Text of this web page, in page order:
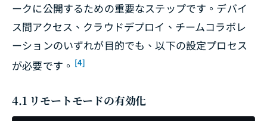
ークに公開するための重要なステップです。デバイ
ス間アクセス、クラウドデプロイ、チームコラボレ
ーションのいずれが目的でも、以下の設定プロセス
が必要です。 [4]
4.1 リモートモードの有効化